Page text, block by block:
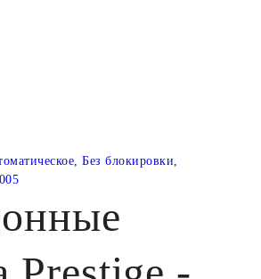
Без блокировки,